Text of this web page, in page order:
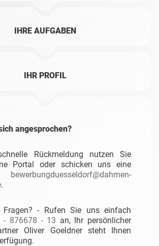
IHRE AUFGABEN
IHR PROFIL
angesprochen?
Rückmeldung nutzen Sie
Portal oder schicken uns eine
bewerbungduesseldorf@dahmen-
.
Fragen? - Rufen Sie uns einfach
- 876678 - 13 an, Ihr persönlicher
Oliver Goeldner steht Ihnen